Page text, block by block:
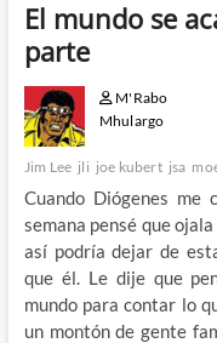
El mundo se
parte
M'Rabo
Mhulargo
Jim Lee jli joe kubert jsa
Cuando Diógenes
semana pensé que
así podría dejar de
que él. Le dije que
mundo para contar lo
un montón de gente